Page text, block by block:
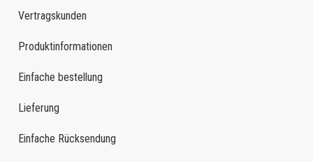
Vertragskunden
Produktinformationen
Einfache bestellung
Lieferung
Einfache Rücksendung